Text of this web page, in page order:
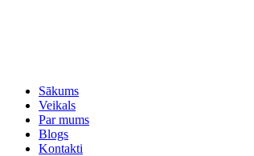
Sākums
Veikals
Par mums
Blogs
Kontakti